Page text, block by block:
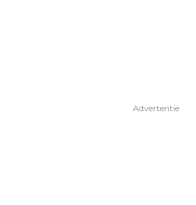
Advertentie